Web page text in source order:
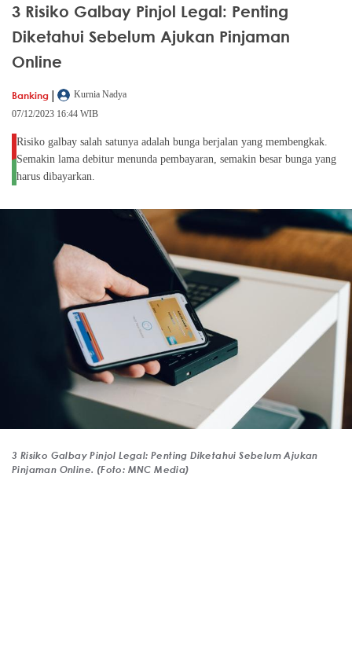
3 Risiko Galbay Pinjol Legal: Penting
Diketahui Sebelum Ajukan Pinjaman
Online
Banking |
Kurnia Nadya
07/12/2023 16:44 WIB
Risiko galbay salah satunya adalah bunga berjalan yang membengkak.
Semakin lama debitur menunda pembayaran, semakin besar bunga yang
harus dibayarkan.
3 Risiko Galbay Pinjol Legal: Penting Diketahui Sebelum Ajukan
Pinjaman Online. (Foto: MNC Media)